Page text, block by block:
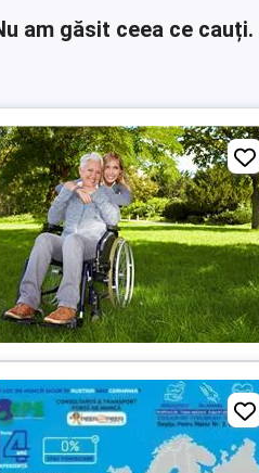
am găsit ceea ce cauți.